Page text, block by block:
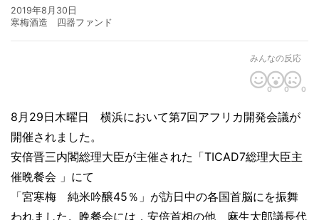
2019年8月30日
寒梅酒造 四器ファンド
みんなの反応
0 0 0
8月29日木曜日 横浜において第7回アフリカ開発会議が
開催されました。
安倍晋三内閣総理大臣が主催された「TICAD7総理大臣主
催晩餐会 」にて
「宮寒梅 純米吟醸45％」が訪日中の各国首脳にを振舞
われました。晩餐会には，安倍首相の他、麻生太郎議長代